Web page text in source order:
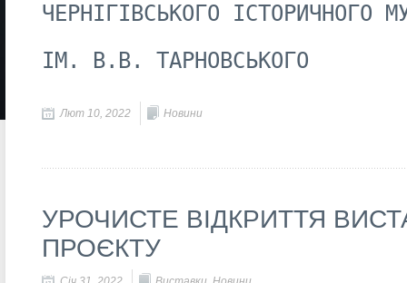
ЧЕРНІГІВСЬКОГО ІСТОРИЧНОГО
ІМ. В.В. ТАРНОВСЬКОГО
Лют 10, 2022 Новини
УРОЧИСТЕ ВІДКРИТТЯ
ПРОЄКТУ